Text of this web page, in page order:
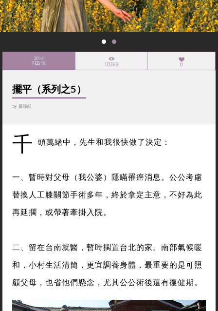
2014
FEB 10 10369 0
擺平（系列之5）
by 夏瑞紅
千 頭萬緒中，先生和我很快做了決定：
一、暫時對父母（我公婆）隱瞞罹癌消息。公公考慮
替換人工膝關節手術多年，終於拿定主意，不好為此
再延擱，或帶著牽掛入院。
二、留在台南就醫，暫時擱置台北的家。南部氣候暖
和，小村生活清簡，更宜調養身體，最重要的是可照
顧父母，也省他們懸念，尤其公公術後還有復健期。